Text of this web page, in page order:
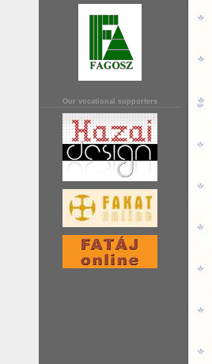
Our vocational supporters